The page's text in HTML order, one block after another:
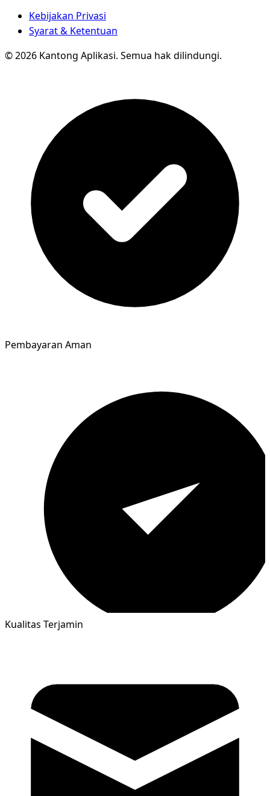
Kebijakan Privasi
Syarat & Ketentuan
© 2026 Kantong Aplikasi. Semua hak dilindungi.
Pembayaran Aman
Kualitas Terjamin